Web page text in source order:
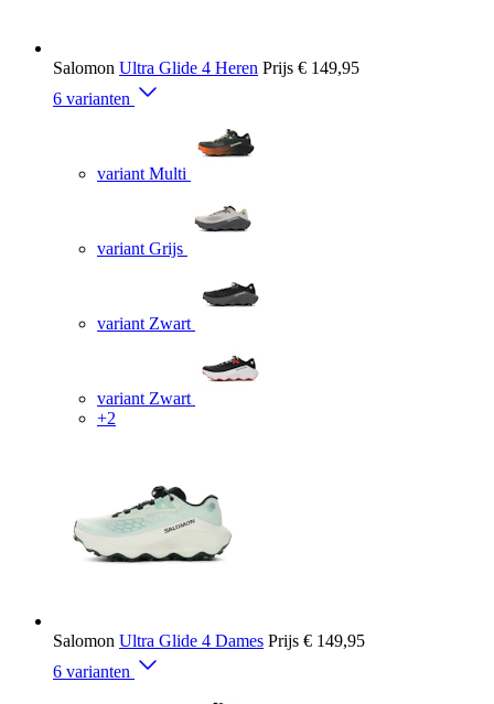
Salomon Ultra Glide 4 Heren Prijs € 149,95
6 varianten
variant Multi
variant Grijs
variant Zwart
variant Zwart
+2
Salomon Ultra Glide 4 Dames Prijs € 149,95
6 varianten